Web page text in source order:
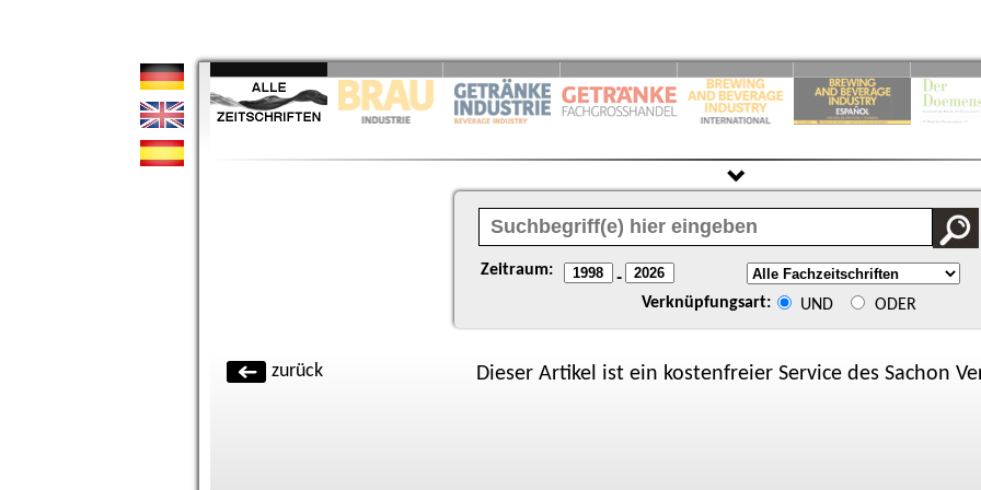
Zeitraum: -
Verknüpfungsart: UND ODER
zurück Dieser Artikel ist ein kostenfreier Service des Sachon